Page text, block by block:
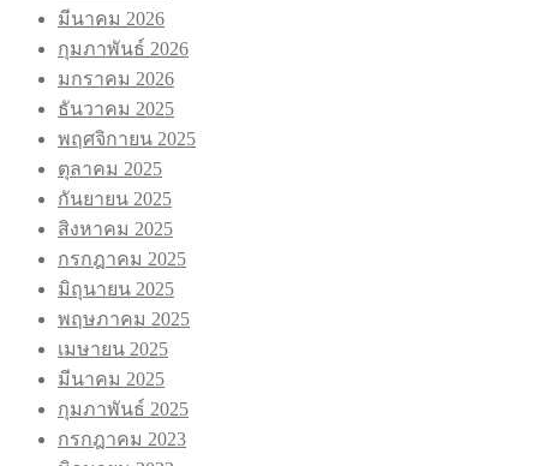
มีนาคม 2026
กุมภาพันธ์ 2026
มกราคม 2026
ธันวาคม 2025
พฤศจิกายน 2025
ตุลาคม 2025
กันยายน 2025
สิงหาคม 2025
กรกฎาคม 2025
มิถุนายน 2025
พฤษภาคม 2025
เมษายน 2025
มีนาคม 2025
กุมภาพันธ์ 2025
กรกฎาคม 2023